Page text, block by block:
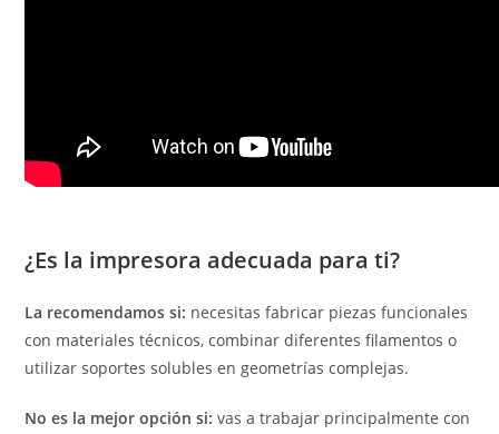
¿Es la impresora adecuada para ti?
La recomendamos si: necesitas fabricar piezas funcionales
con materiales técnicos, combinar diferentes filamentos o
utilizar soportes solubles en geometrías complejas.
No es la mejor opción si: vas a trabajar principalmente con